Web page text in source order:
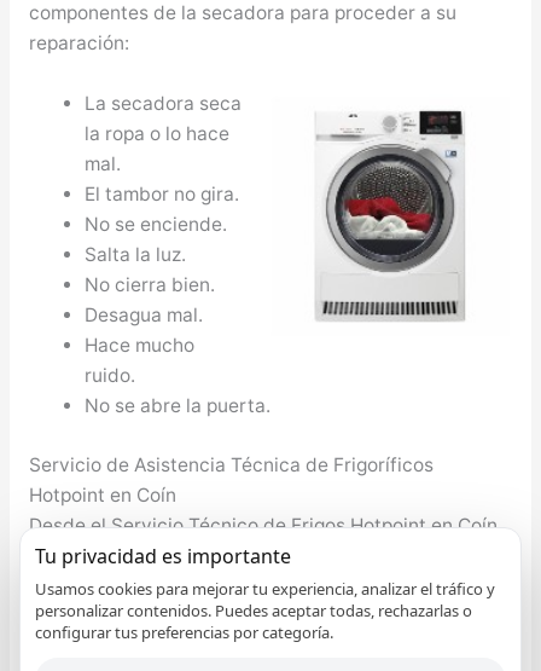
componentes de la secadora para proceder a su
reparación:
La secadora seca
la ropa o lo hace
mal.
El tambor no gira.
No se enciende.
Salta la luz.
No cierra bien.
Desagua mal.
Hace mucho
ruido.
No se abre la puerta.
Servicio de Asistencia Técnica de Frigoríficos
Hotpoint en Coín
Desde el Servicio Técnico de Frigos Hotpoint en Coín
informamos que no debe preocuparse si tiene algún
problema con su nevera Hotpoint, el torno de la
nevera no marcha, le falta gas al torno, no enfría
adecuadamente, etcétera cualquier inconveniente lo
Tu privacidad es importante
Usamos cookies para mejorar tu experiencia, analizar el tráfico y
personalizar contenidos. Puedes aceptar todas, rechazarlas o
configurar tus preferencias por categoría.